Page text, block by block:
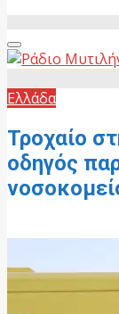
Primary
Menu
Ελλάδα
Τροχαίο
οδηγός